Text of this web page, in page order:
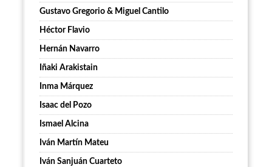
Gustavo Gregorio & Miguel Cantilo
Héctor Flavio
Hernán Navarro
Iñaki Arakistain
Inma Márquez
Isaac del Pozo
Ismael Alcina
Iván Martín Mateu
Iván Sanjuán Cuarteto